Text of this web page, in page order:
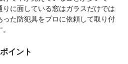
に面している窓はガラスだけでは
た防犯具をプロに依頼して取り付
イント